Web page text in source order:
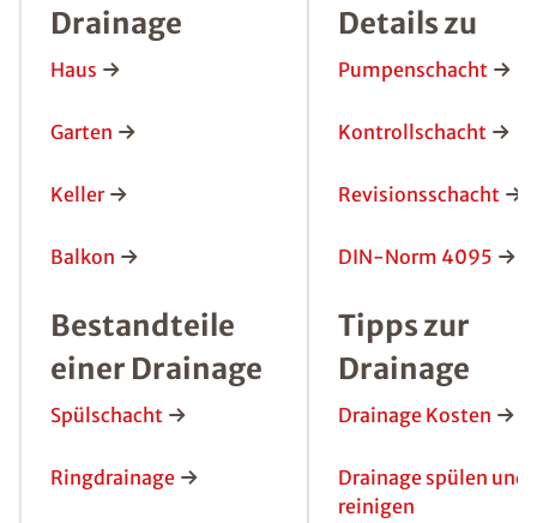
Drainage
Haus
Garten
Keller
Balkon
Bestandteile
einer Drainage
Spülschacht
Ringdrainage
Details zu
Pumpenschacht
Kontrollschacht
Revisionsschacht
DIN-Norm 4095
Tipps zur
Drainage
Drainage Kosten
Drainage spülen und
reinigen